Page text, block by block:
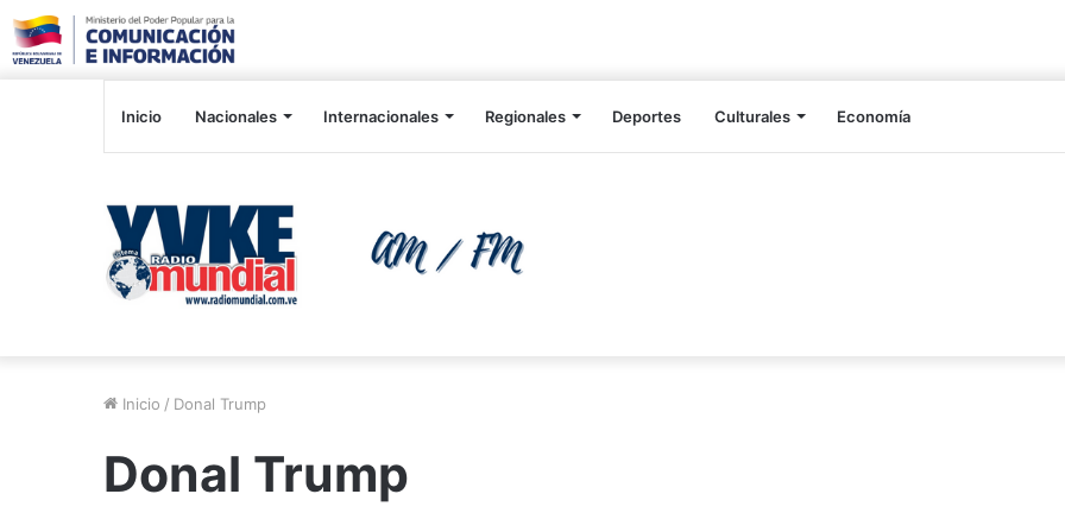
Inicio Nacionales Internacionales Regionales Deportes Culturales Economía
Inicio / Donal Trump
Donal Trump